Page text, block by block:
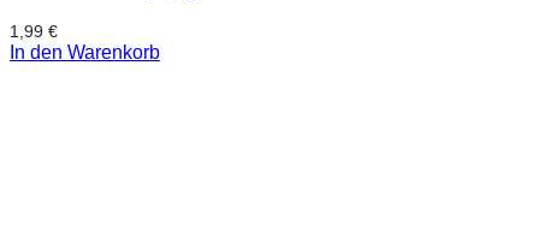
1,99 €
In den Warenkorb